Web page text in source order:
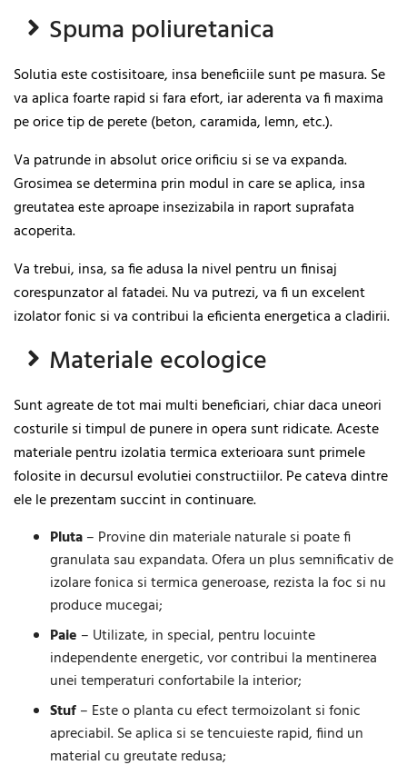
Spuma poliuretanica
Solutia este costisitoare, insa beneficiile sunt pe masura. Se
va aplica foarte rapid si fara efort, iar aderenta va fi maxima
pe orice tip de perete (beton, caramida, lemn, etc.).
Va patrunde in absolut orice orificiu si se va expanda.
Grosimea se determina prin modul in care se aplica, insa
greutatea este aproape insezizabila in raport suprafata
acoperita.
Va trebui, insa, sa fie adusa la nivel pentru un finisaj
corespunzator al fatadei. Nu va putrezi, va fi un excelent
izolator fonic si va contribui la eficienta energetica a cladirii.
Materiale ecologice
Sunt agreate de tot mai multi beneficiari, chiar daca uneori
costurile si timpul de punere in opera sunt ridicate. Aceste
materiale pentru izolatia termica exterioara sunt primele
folosite in decursul evolutiei constructiilor. Pe cateva dintre
ele le prezentam succint in continuare.
Pluta– Provine din materiale naturale si poate fi
granulata sau expandata. Ofera un plus semnificativ de
izolare fonica si termica generoase, rezista la foc si nu
produce mucegai;
Paie – Utilizate, in special, pentru locuinte
independente energetic, vor contribui la mentinerea
unei temperaturi confortabile la interior;
Stuf– Este o planta cu efect termoizolant si fonic
apreciabil. Se aplica si se tencuieste rapid, fiind un
material cu greutate redusa;